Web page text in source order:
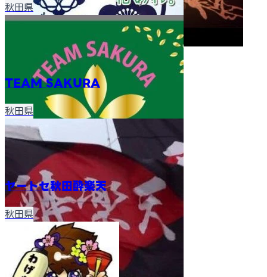
秋田県
TEAM SAKURA
秋田県
ヤートセ秋田酔楽天
秋田県